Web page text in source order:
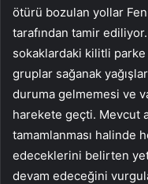
ötürü bozulan yollar
tarafından tamir
sokaklardaki kilitli
gruplar sağanak
duruma gelmemesi ve
harekete geçti. Mevcut
tamamlanması halinde
edeceklerini belirten
devam edeceğini